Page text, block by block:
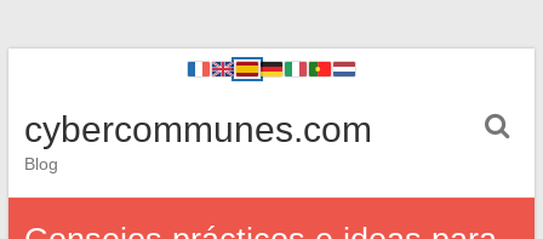
cybercommunes.com
Blog